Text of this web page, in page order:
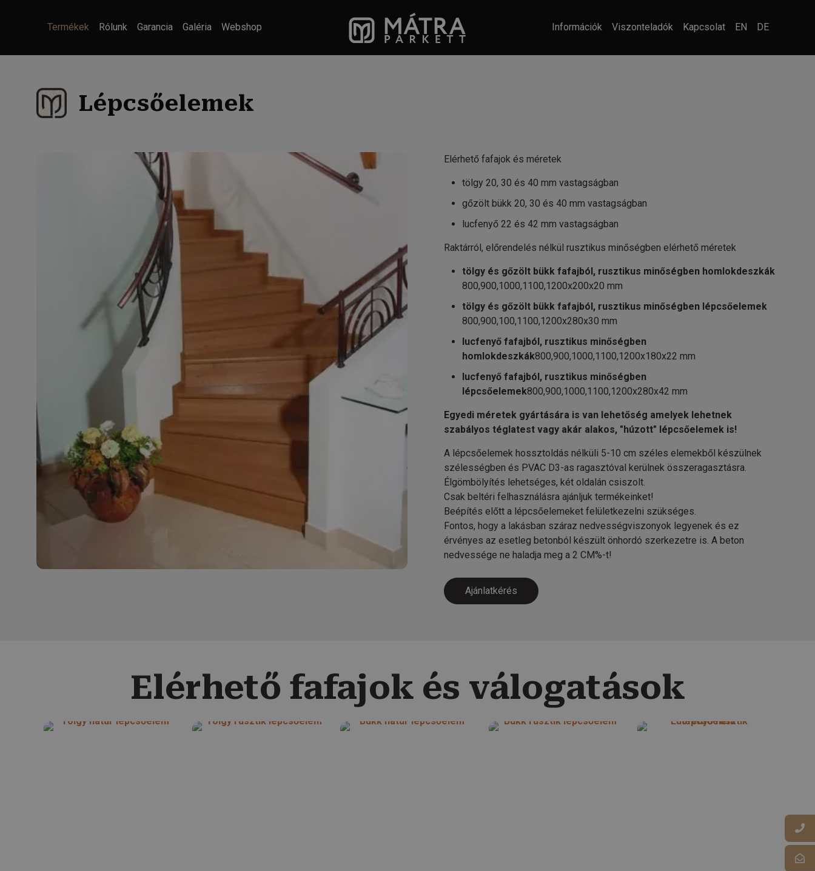
Termékek Rólunk Garancia Galéria Webshop Információk Viszonteladók Kapcsolat EN DE
Lépcsőelemek
Elérhető fafajok és méretek
tölgy 20, 30 és 40 mm vastagságban
gőzölt bükk 20, 30 és 40 mm vastagságban
lucfenyő 22 és 42 mm vastagságban
Raktárról, előrendelés nélkül rusztikus minőségben elérhető méretek
tölgy és gőzölt bükk fafajból, rusztikus minőségben homlokdeszkák
800,900,1000,1100,1200x200x20 mm
tölgy és gőzölt bükk fafajból, rusztikus minőségben lépcsőelemek
800,900,100,1100,1200x280x30 mm
lucfenyő fafajból, rusztikus minőségben
homlokdeszkák800,900,1000,1100,1200x180x22 mm
lucfenyő fafajból, rusztikus minőségben
lépcsőelemek800,900,1000,1100,1200x280x42 mm
Egyedi méretek gyártására is van lehetőség amelyek lehetnek
szabályos téglatest vagy akár alakos, "húzott" lépcsőelemek is!
A lépcsőelemek hossztoldás nélküli 5-10 cm széles elemekből készülnek
szélességben és PVAC D3-as ragasztóval kerülnek összeragasztásra.
Élgömbölyítés lehetséges, két oldalán csiszolt.
Csak beltéri felhasználásra ajánljuk termékeinket!
Beépítés előtt a lépcsőelemeket felületkezelni szükséges.
Fontos, hogy a lakásban száraz nedvességviszonyok legyenek és ez
érvényes az esetleg betonból készült önhordó szerkezetre is. A beton
nedvessége ne haladja meg a 2 CM%-t!
Ajánlatkérés
Elérhető fafajok és válogatások